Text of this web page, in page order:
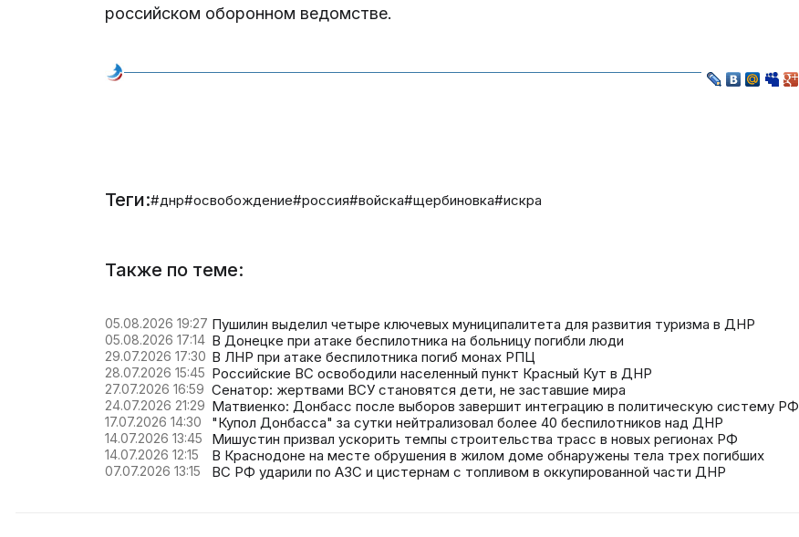
российском оборонном ведомстве.
Теги:#днр#освобождение#россия#войска#щербиновка#искра
Также по теме:
05.08.2026 19:27 Пушилин выделил четыре ключевых муниципалитета для развития туризма в ДНР
05.08.2026 17:14 В Донецке при атаке беспилотника на больницу погибли люди
29.07.2026 17:30 В ЛНР при атаке беспилотника погиб монах РПЦ
28.07.2026 15:45 Российские ВС освободили населенный пункт Красный Кут в ДНР
27.07.2026 16:59 Сенатор: жертвами ВСУ становятся дети, не заставшие мира
24.07.2026 21:29 Матвиенко: Донбасс после выборов завершит интеграцию в политическую систему РФ
17.07.2026 14:30 "Купол Донбасса" за сутки нейтрализовал более 40 беспилотников над ДНР
14.07.2026 13:45 Мишустин призвал ускорить темпы строительства трасс в новых регионах РФ
14.07.2026 12:15 В Краснодоне на месте обрушения в жилом доме обнаружены тела трех погибших
07.07.2026 13:15 ВС РФ ударили по АЗС и цистернам с топливом в оккупированной части ДНР